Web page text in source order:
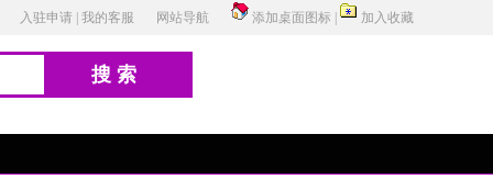
入驻申请 我的客服 网站导航 添加桌面图标 加入收藏
搜索